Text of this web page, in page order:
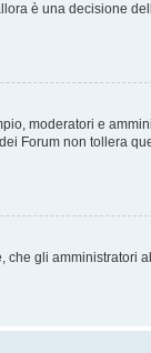
è una decisione
moderatori e
Forum non tollera
gli amministratori